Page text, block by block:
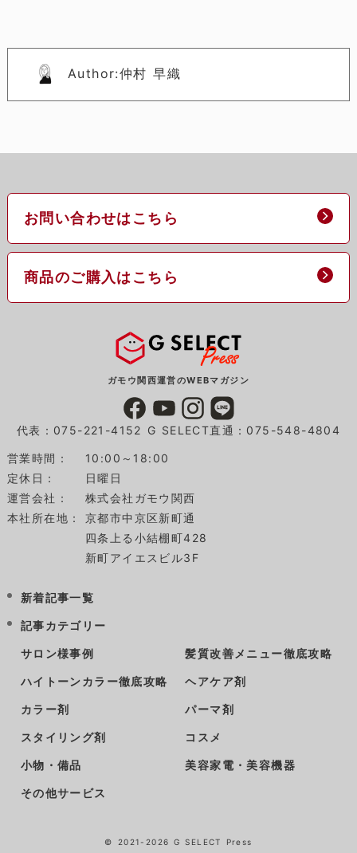
Author:仲村 早織
お問い合わせはこちら
商品のご購入はこちら
ガモウ関西運営のWEBマガジン
代表：075-221-4152 G SELECT直通：075-548-4804
営業時間：
10:00～18:00
定休日：
日曜日
運営会社：
株式会社ガモウ関西
本社所在地：
京都市中京区新町通
四条上る小結棚町428
新町アイエスビル3F
新着記事一覧
記事カテゴリー
サロン様事例 髪質改善メニュー徹底攻略
ハイトーンカラー徹底攻略 ヘアケア剤
カラー剤 パーマ剤
スタイリング剤 コスメ
小物・備品 美容家電・美容機器
その他サービス
© 2021-2026 G SELECT Press